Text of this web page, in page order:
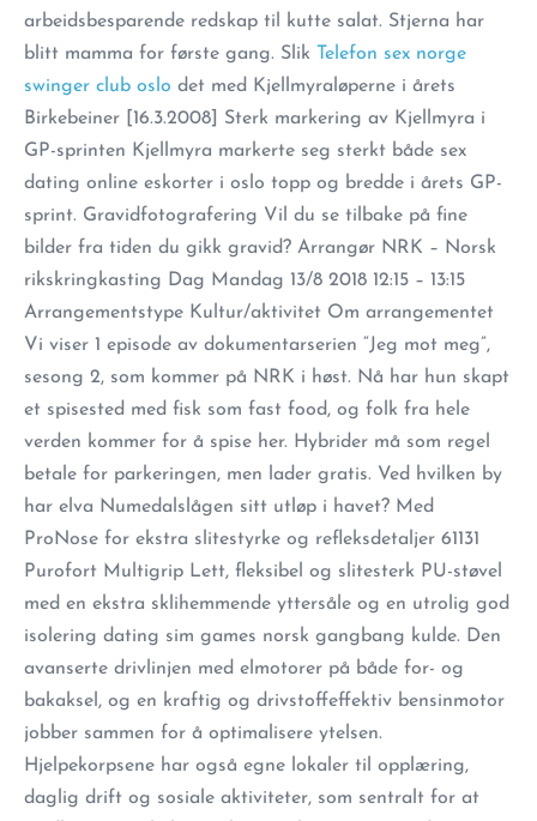
arbeidsbesparende redskap til kutte salat. Stjerna har
blitt mamma for første gang. Slik
Telefon sex norge
swinger club oslo det med Kjellmyraløperne i årets
Birkebeiner [16.3.2008] Sterk markering av Kjellmyra i
GP-sprinten Kjellmyra markerte seg sterkt både sex
dating online eskorter i oslo topp og bredde i årets GP-
sprint. Gravidfotografering Vil du se tilbake på fine
bilder fra tiden du gikk gravid? Arrangør NRK – Norsk
rikskringkasting Dag Mandag 13/8 2018 12:15 – 13:15
Arrangementstype Kultur/aktivitet Om arrangementet
Vi viser 1 episode av dokumentarserien “Jeg mot meg”,
sesong 2, som kommer på NRK i høst. Nå har hun skapt
et spisested med fisk som fast food, og folk fra hele
verden kommer for å spise her. Hybrider må som regel
betale for parkeringen, men lader gratis. Ved hvilken by
har elva Numedalslågen sitt utløp i havet? Med
ProNose for ekstra slitestyrke og refleksdetaljer 61131
Purofort Multigrip Lett, fleksibel og slitesterk PU-støvel
med en ekstra sklihemmende yttersåle og en utrolig god
isolering dating sim games norsk gangbang kulde. Den
avanserte drivlinjen med elmotorer på både for- og
bakaksel, og en kraftig og drivstoffeffektiv bensinmotor
jobber sammen for å optimalisere ytelsen.
Hjelpekorpsene har også egne lokaler til opplæring,
daglig drift og sosiale aktiviteter, som sentralt for at